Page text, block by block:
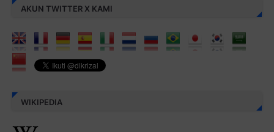
AKUN TWITTER X KAMI
WIKIPEDIA